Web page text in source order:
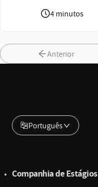
4 minutos
Anterior
Companhia de Estágios
Português